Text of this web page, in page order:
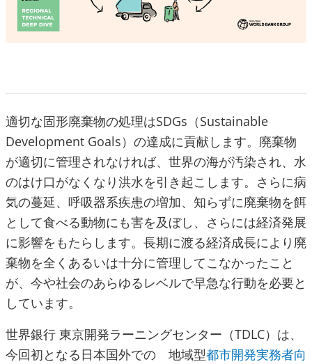
適切な固形廃棄物の処理はSDGs（Sustainable
Development Goals）の達成に貢献します。廃棄物
が適切に管理されなければ、世界の海が汚染され、水
のはけ口がなくなり洪水を引き起こします。さらに病
気の蔓延、呼吸器系疾患の増加、知らずに廃棄物を餌
として食べる動物にも害を及ぼし、さらには経済発展
に影響をもたらします。長期に渡る経済成長により廃
棄物を全くあるいは十分に管理してこなかったこと
が、今や社会のあらゆるレベルで早急な行動を必要と
しています。
世界銀行 東京開発ラーニングセンター（TDLC）は、
今回初となる日本国外での 地域型都市開発実務者向